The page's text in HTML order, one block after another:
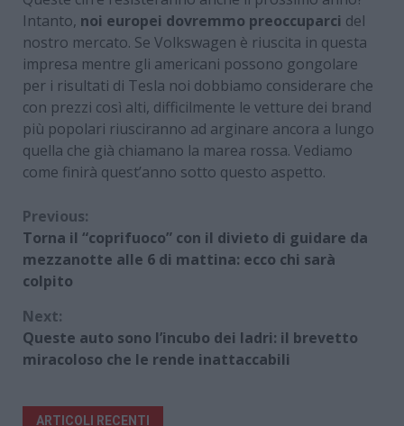
Intanto, noi europei dovremmo preoccuparci del
nostro mercato. Se Volkswagen è riuscita in questa
impresa mentre gli americani possono gongolare
per i risultati di Tesla noi dobbiamo considerare che
con prezzi così alti, difficilmente le vetture dei brand
più popolari riusciranno ad arginare ancora a lungo
quella che già chiamano la marea rossa. Vediamo
come finirà quest’anno sotto questo aspetto.
Continue
Reading
Previous:
Torna il “coprifuoco” con il divieto di guidare da
mezzanotte alle 6 di mattina: ecco chi sarà
colpito
Next:
Queste auto sono l’incubo dei ladri: il brevetto
miracoloso che le rende inattaccabili
ARTICOLI RECENTI